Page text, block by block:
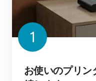
1
お使いのプリン